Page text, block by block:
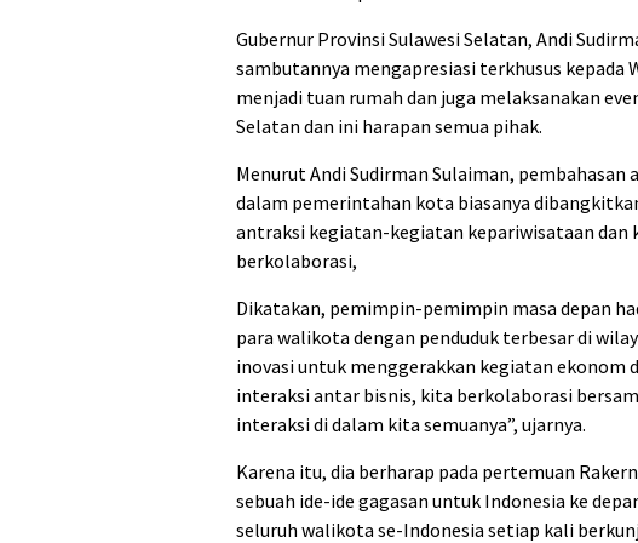
Gubernur Provinsi Sulawesi Selatan, Andi
sambutannya mengapresiasi terkhusus kepada
menjadi tuan rumah dan juga melaksanakan
Selatan dan ini harapan semua pihak.
Menurut Andi Sudirman Sulaiman,
dalam pemerintahan kota biasanya
antraksi kegiatan-kegiatan kepariwisataan dan
berkolaborasi,
Dikatakan, pemimpin-pemimpin masa depan
para walikota dengan penduduk terbesar di
inovasi untuk menggerakkan kegiatan ekonom
interaksi antar bisnis, kita berkolaborasi
interaksi di dalam kita semuanya”, ujarnya.
Karena itu, dia berharap pada pertemuan
sebuah ide-ide gagasan untuk Indonesia ke
seluruh walikota se-Indonesia setiap kali